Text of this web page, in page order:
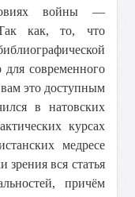
войны —
как, то, что
современного
это доступным
в натовских
курсах
медресе
зрения вся статья
причём